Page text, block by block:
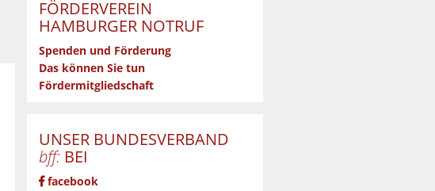
FÖRDERVEREIN
HAMBURGER NOTRUF
Spenden und Förderung
Das können Sie tun
Fördermitgliedschaft
UNSER BUNDESVERBAND
bff: BEI
facebook